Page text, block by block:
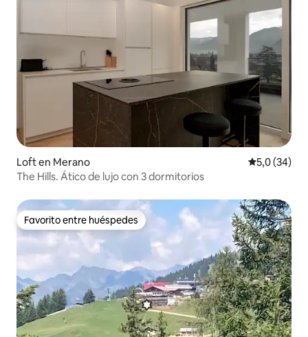
Loft en Merano Calificación
5,0 (34)
The Hills. Ático de lujo con 3 dormitorios
Favorito entre huéspedes
Favorito entre huéspedes